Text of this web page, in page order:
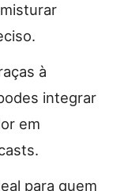
à
integrar
em
para quem